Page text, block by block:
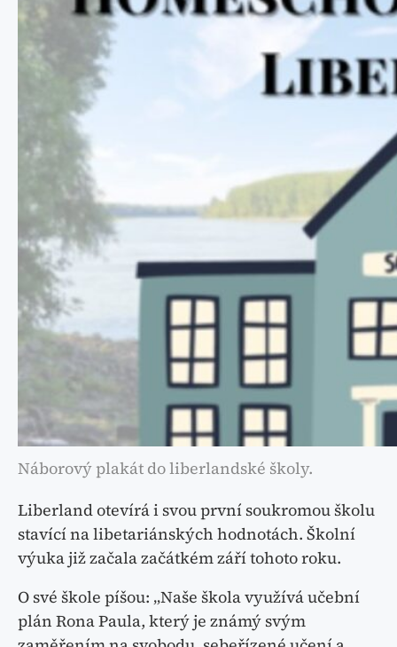
Náborový plakát do liberlandské školy.
Liberland otevírá i svou první soukromou školu
stavící na libetariánských hodnotách. Školní
výuka již začala začátkém září tohoto roku.
O své škole píšou: „Naše škola využívá učební
plán Rona Paula, který je známý svým